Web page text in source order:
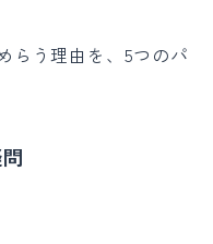
らう理由を、5つのパ